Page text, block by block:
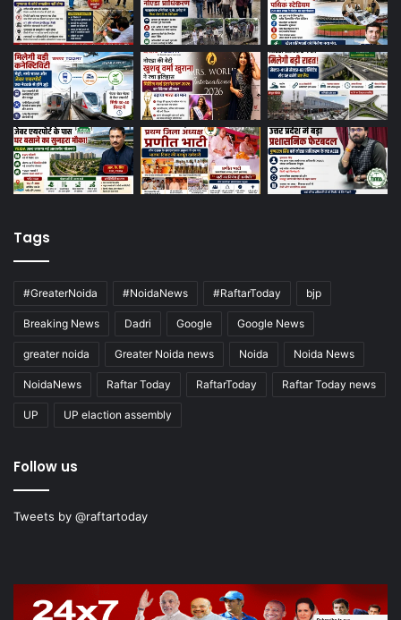
Tags
#GreaterNoida #NoidaNews #RaftarToday bjp
Breaking News Dadri Google Google News
greater noida Greater Noida news Noida Noida News
NoidaNews Raftar Today RaftarToday Raftar Today news
UP UP elaction assembly
Follow us
Tweets by @raftartoday